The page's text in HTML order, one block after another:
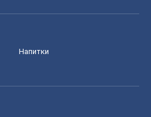
Напитки